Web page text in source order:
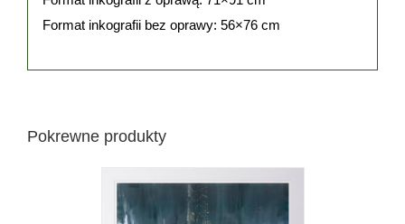
Format inkografii bez oprawy: 56×76 cm
Pokrewne produkty